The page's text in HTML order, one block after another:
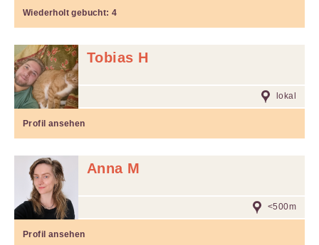
Wiederholt gebucht:4
Tobias H
lokal
Profil ansehen
Anna M
<500m
Profil ansehen